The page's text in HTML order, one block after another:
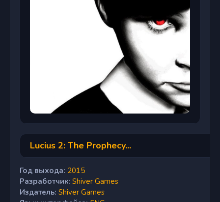
Lucius 2: The Prophecy...
Год выхода: 2015
Разработчик: Shiver Games
Издатель: Shiver Games